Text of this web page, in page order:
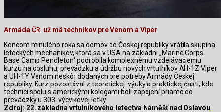
Armáda ČR už má technikov pre Venom a Viper
Koncom minulého roka sa domov do Českej republiky vrátila skupina
leteckých mechanikov, ktorá sa v USA na základni „Marine Corps
Base Camp Pendleton“ podrobila komplexnému vzdelávaciemu
kurzu na obsluhu, prevádzku a údržbu nových vrtuľníkov AH-1Z Viper
a UH-1Y Venom neskôr dodaných pre potreby Armády Českej
republiky. Kurz pozostával z teoretickej výuky a praktickej časti, kde
technici spolu s americkými kolegami boli zapojení priamo do
prevádzky u 303. výcvikovej letky.
Zdroj: 22. základna vrtulníkového letectva Náměšť nad Oslavou